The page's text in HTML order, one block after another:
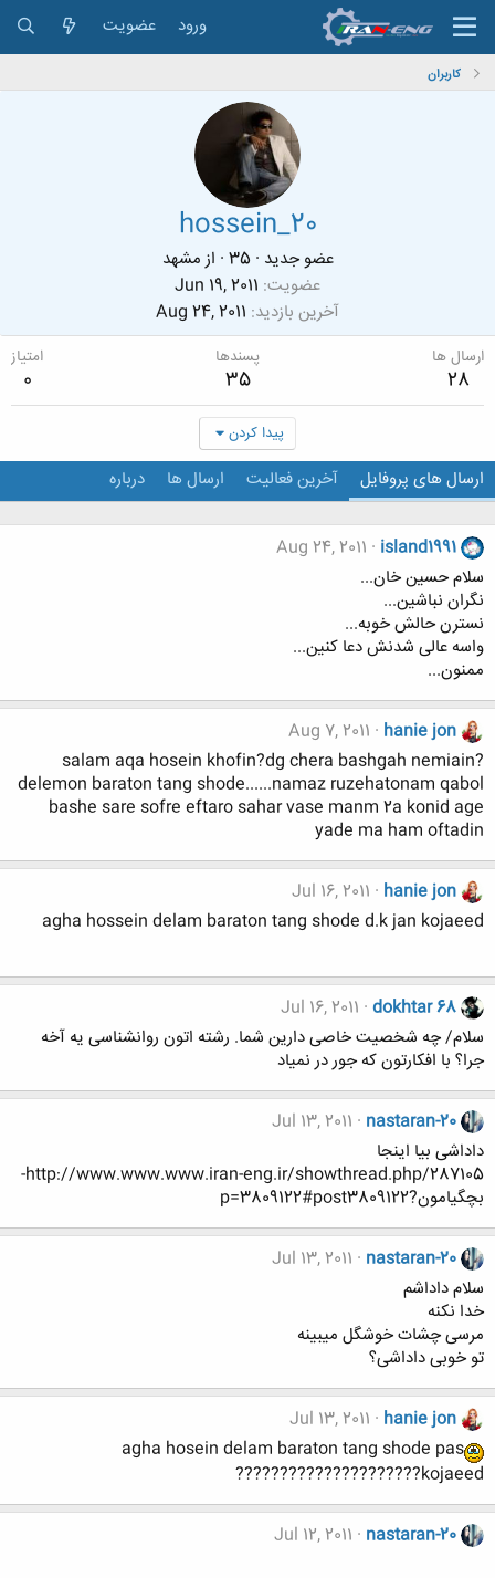
ورود عضویت
کاربران
hossein_20
عضو جدید ·
35
· ازمشهد
عضویت Jun 19, 2011
آخرین بازدید Aug 24, 2011
ارسال ها
28
پسندها
35
امتیاز
0
پیدا کردن
ارسال های پروفایل آخرین فعالیت ارسال ها درباره
island1991
Aug 24, 2011
سلام حسین خان...
نگران نباشین...
نسترن حالش خوبه...
واسه عالی شدنش دعا کنین...
ممنون...
hanie jon
Aug 7, 2011
salam aqa hosein khofin?dg chera bashgah nemiain?
delemon baraton tang shode......namaz ruzehatonam qabol
bashe sare sofre eftaro sahar vase manm 2a konid age
yade ma ham oftadin
hanie jon
Jul 16, 2011
agha hossein delam baraton tang shode d.k jan kojaeed
dokhtar 68
Jul 16, 2011
سلام/ چه شخصیت خاصی دارین شما. رشته اتون روانشناسی یه آخه
جرا؟ با افکارتون که جور در نمیاد
nastaran-20
Jul 13, 2011
داداشی بیا اینجا
http://www.www.www.iran-eng.ir/showthread.php/287105-
بچگیامون?p=3809122#post3809122
nastaran-20
Jul 13, 2011
سلام داداشم
خدا نکنه
مرسی چشات خوشگل میبینه
تو خوبی داداشی؟
hanie jon
Jul 13, 2011
agha hosein delam baraton tang shode pas
kojaeed?????????????????????
nastaran-20
Jul 12, 2011